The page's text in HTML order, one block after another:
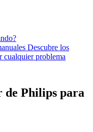
Descubre los
cualquier problema
de Philips para